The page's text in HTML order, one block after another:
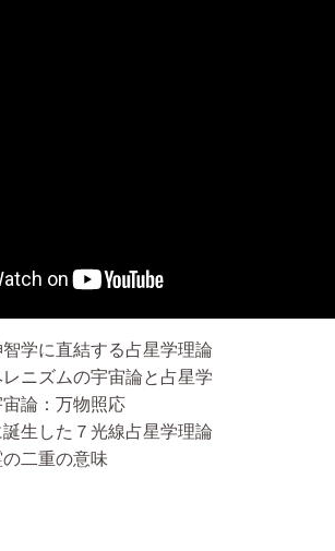
学に直結する占星学理論
ニズムの宇宙論と占星学
論：万物照応
生した７光線占星学理論
二重の意味